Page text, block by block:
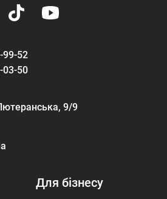
99-52
03-50
9/9
Для бізнесу